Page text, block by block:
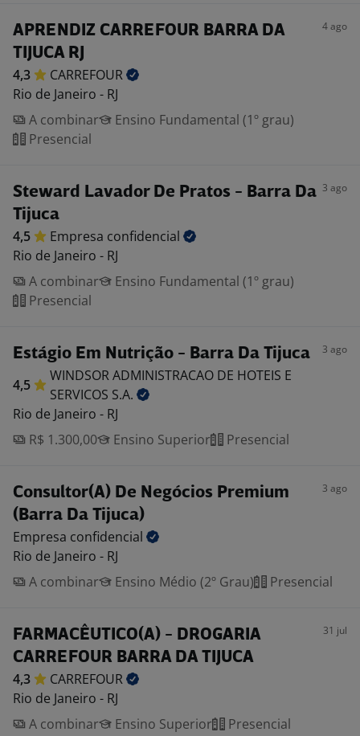
APRENDIZ CARREFOUR BARRA DA
TIJUCA RJ
4 ago
4,3
CARREFOUR
Rio de Janeiro - RJ
A combinar
Ensino Fundamental (1º grau)
Presencial
Steward Lavador De Pratos - Barra Da
Tijuca
3 ago
4,5 Empresa confidencial
Rio de Janeiro - RJ
A combinar
Ensino Fundamental (1º grau)
Presencial
Estágio Em Nutrição - Barra Da Tijuca 3 ago
4,5
WINDSOR ADMINISTRACAO DE HOTEIS E
SERVICOS S.A.
Rio de Janeiro - RJ
R$ 1.300,00
Ensino Superior Presencial
Consultor(A) De Negócios Premium
(Barra Da Tijuca)
3 ago
Empresa confidencial
Rio de Janeiro - RJ
A combinar
Ensino Médio (2º Grau) Presencial
FARMACÊUTICO(A) - DROGARIA
CARREFOUR BARRA DA TIJUCA
31 jul
4,3
CARREFOUR
Rio de Janeiro - RJ
A combinar
Ensino Superior Presencial